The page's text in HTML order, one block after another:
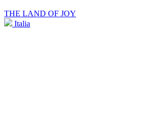
THE LAND OF JOY
Italia